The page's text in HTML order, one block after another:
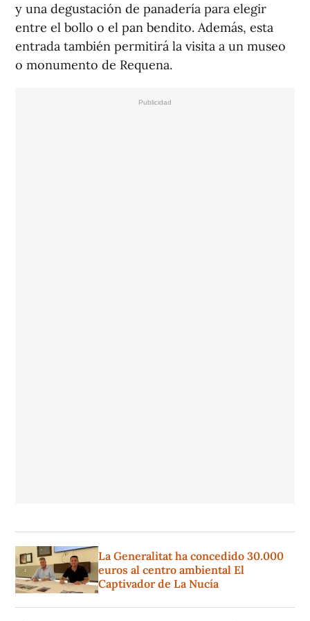
y una degustación de panadería para elegir
entre el bollo o el pan bendito. Además, esta
entrada también permitirá la visita a un museo
o monumento de Requena.
La Generalitat ha concedido 30.000
euros al centro ambiental El
Captivador de La Nucía